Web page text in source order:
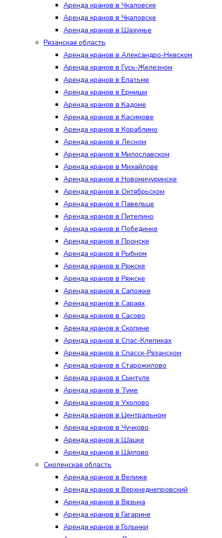
Аренда кранов в Чкаловске
Аренда кранов в Чкаловске
Аренда кранов в Шахунье
Рязанская область
Аренда кранов в Александро-Невском
Аренда кранов в Гусь-Железном
Аренда кранов в Елатьме
Аренда кранов в Ермиши
Аренда кранов в Кадоме
Аренда кранов в Касимове
Аренда кранов в Кораблино
Аренда кранов в Лесном
Аренда кранов в Милославском
Аренда кранов в Михайлове
Аренда кранов в Новомичуринске
Аренда кранов в Октябрьском
Аренда кранов в Павельце
Аренда кранов в Пителино
Аренда кранов в Побединке
Аренда кранов в Пронске
Аренда кранов в Рыбном
Аренда кранов в Ряжске
Аренда кранов в Ряжске
Аренда кранов в Сапожке
Аренда кранов в Сараях
Аренда кранов в Сасово
Аренда кранов в Скопине
Аренда кранов в Спас-Клепиках
Аренда кранов в Спасск-Рязанском
Аренда кранов в Старожилово
Аренда кранов в Сынтуле
Аренда кранов в Туме
Аренда кранов в Ухолово
Аренда кранов в Центральном
Аренда кранов в Чучково
Аренда кранов в Шацке
Аренда кранов в Шилово
Смоленская область
Аренда кранов в Велиже
Аренда кранов в Верхнеднепровский
Аренда кранов в Вязьма
Аренда кранов в Гагарине
Аренда кранов в Голынки